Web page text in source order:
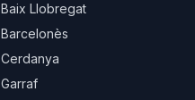
Baix Llobregat
Barcelonès
Cerdanya
Garraf